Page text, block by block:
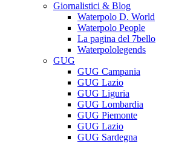
Giornalistici & Blog
Waterpolo D. World
Waterpolo People
La pagina del 7bello
Waterpololegends
GUG
GUG Campania
GUG Lazio
GUG Liguria
GUG Lombardia
GUG Piemonte
GUG Lazio
GUG Sardegna